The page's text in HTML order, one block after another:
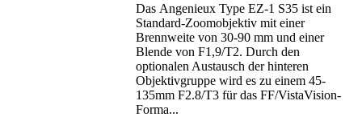
Das Angenieux Type EZ-1 S35 ist ein
Standard-Zoomobjektiv mit einer
Brennweite von 30-90 mm und einer
Blende von F1,9/T2. Durch den
optionalen Austausch der hinteren
Objektivgruppe wird es zu einem 45-
135mm F2.8/T3 für das FF/VistaVision-
Forma...